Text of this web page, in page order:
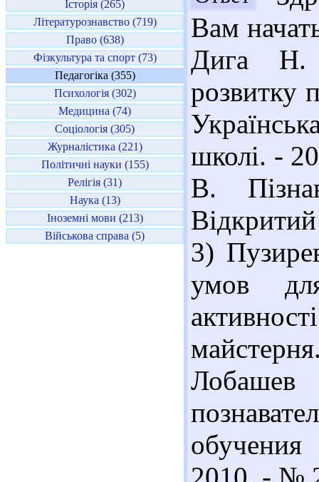
Історія (265)
Літературознавство (719)
Право (638)
Фізкультура та спорт (73)
Педагогіка (355)
Психологія (302)
Медицина (74)
Соціологія (305)
Журналістика (221)
Політичні науки (155)
Релігія (31)
Наука (13)
Іноземні мови (213)
Військова справа (5)
Вам
Дига Н.
розвитку
школі. -
В.
3)
умов